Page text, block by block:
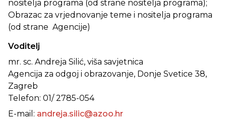
nositelja programa (od strane nositelja programa);
Obrazac za vrjednovanje teme i nositelja programa
(od strane Agencije)
Voditelj
mr. sc. Andreja Silić, viša savjetnica
Agencija za odgoj i obrazovanje, Donje Svetice 38,
Zagreb
Telefon: 01/ 2785-054
E-mail: andreja.silic@azoo.hr